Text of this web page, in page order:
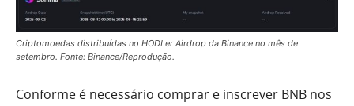
Criptomoedas distribuídas no HODLer Airdrop da Binance no mês de
setembro. Fonte: Binance/Reprodução.
Conforme é necessário comprar e inscrever BNB nos